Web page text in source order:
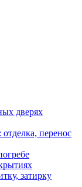
дверях
перенос
затирку